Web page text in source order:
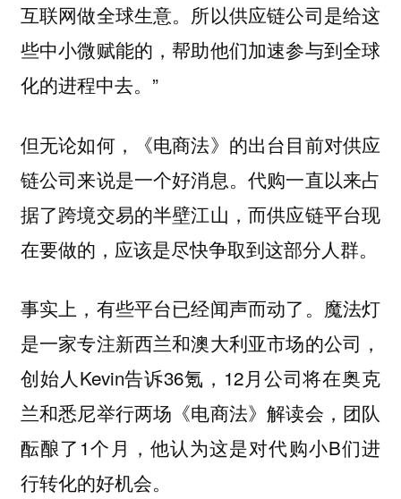
互联网做全球生意。所以供应链公司是给这
些中小微赋能的，帮助他们加速参与到全球
化的进程中去。”
但无论如何，《电商法》的出台目前对供应
链公司来说是一个好消息。代购一直以来占
据了跨境交易的半壁江山，而供应链平台现
在要做的，应该是尽快争取到这部分人群。
事实上，有些平台已经闻声而动了。魔法灯
是一家专注新西兰和澳大利亚市场的公司，
创始人Kevin告诉36氪，12月公司将在奥克
兰和悉尼举行两场《电商法》解读会，团队
酝酿了1个月，他认为这是对代购小B们进
行转化的好机会。